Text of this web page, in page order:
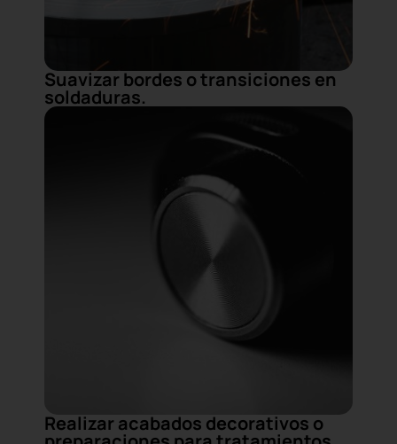
Suavizar bordes o transiciones en
soldaduras.
Realizar acabados decorativos o